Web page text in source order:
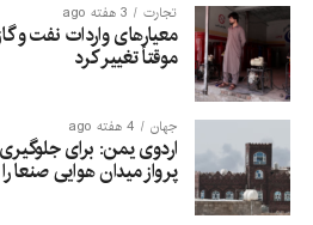
تجارت 3 هفته ago
معیارهای واردات نفت و
موقتاً تغییر کرد
جهان 4 هفته ago
اردوی یمن: برای
پرواز میدان هوایی صنعا